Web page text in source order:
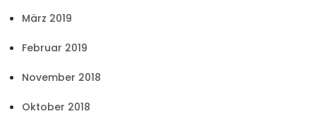
März 2019
Februar 2019
November 2018
Oktober 2018